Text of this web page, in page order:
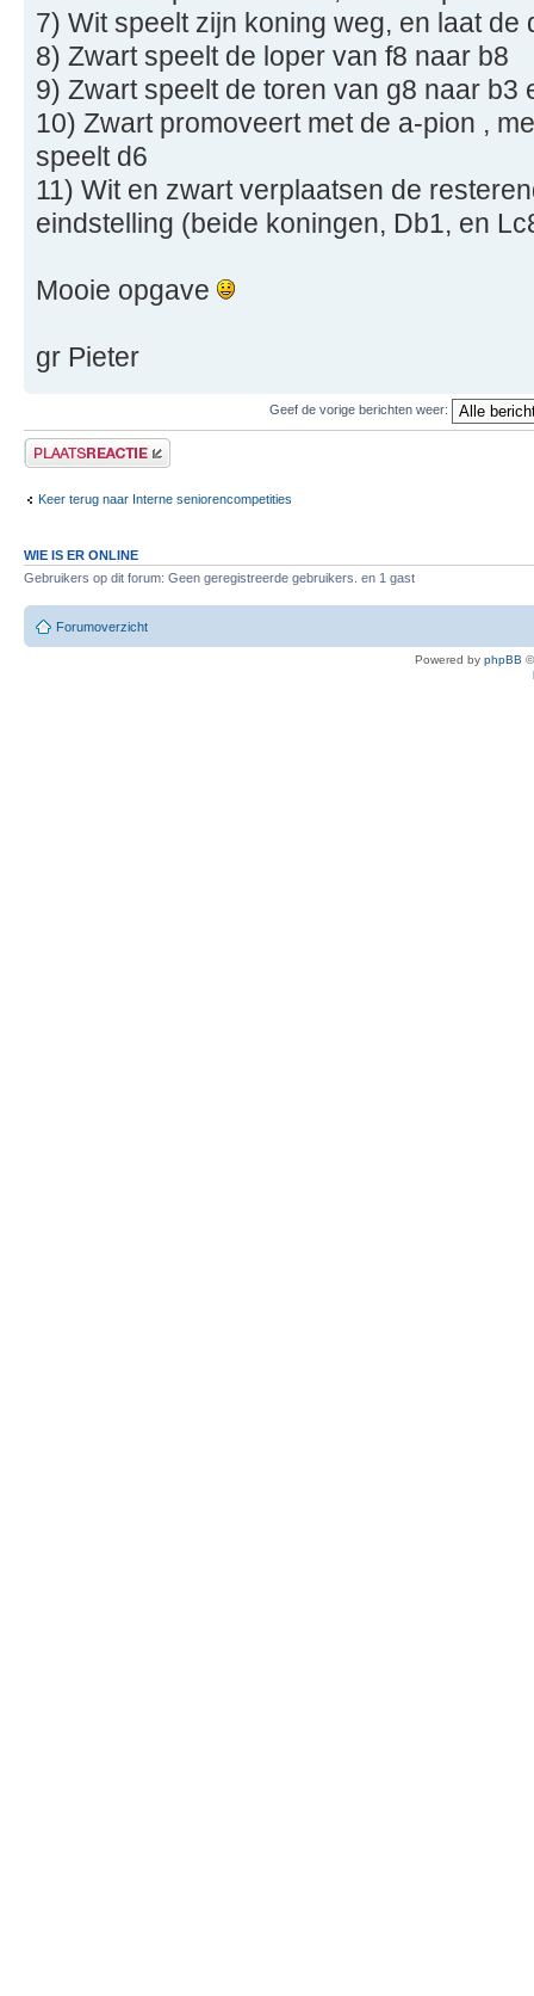
7) Wit speelt zijn koning weg, en laat de
8) Zwart speelt de loper van f8 naar b8
9) Zwart speelt de toren van g8 naar b3
10) Zwart promoveert met de a-pion ,
speelt d6
11) Wit en zwart verplaatsen de
eindstelling (beide koningen, Db1, en
Mooie opgave
gr Pieter
Geef de vorige berichten weer:
Plaats een reactie
Keer terug naar Interne seniorencompetities
WIE IS ER ONLINE
Gebruikers op dit forum: Geen geregistreerde gebruikers. en 1 gast
Forumoverzicht
Powered by phpBB